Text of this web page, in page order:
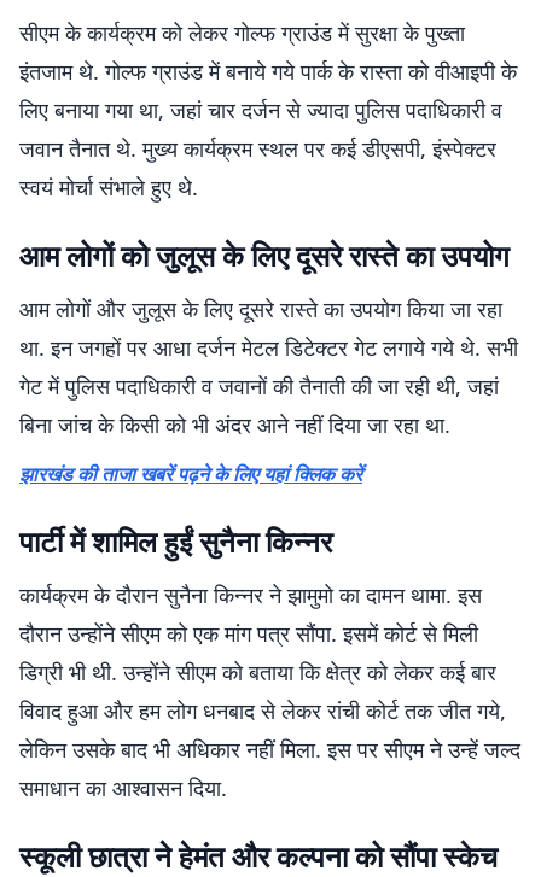
सीएम के कार्यक्रम को लेकर गोल्फ ग्राउंड में सुरक्षा के पुख्ता
इंतजाम थे. गोल्फ ग्राउंड में बनाये गये पार्क के रास्ता को वीआइपी के
लिए बनाया गया था, जहां चार दर्जन से ज्यादा पुलिस पदाधिकारी व
जवान तैनात थे. मुख्य कार्यक्रम स्थल पर कई डीएसपी, इंस्पेक्टर
स्वयं मोर्चा संभाले हुए थे.
आम लोगों को जुलूस के लिए दूसरे रास्ते का उपयोग
आम लोगों और जुलूस के लिए दूसरे रास्ते का उपयोग किया जा रहा
था. इन जगहों पर आधा दर्जन मेटल डिटेक्टर गेट लगाये गये थे. सभी
गेट में पुलिस पदाधिकारी व जवानों की तैनाती की जा रही थी, जहां
बिना जांच के किसी को भी अंदर आने नहीं दिया जा रहा था.
झारखंड की ताजा खबरें पढ़ने के लिए यहां क्लिक करें
पार्टी में शामिल हुईं सुनैना किन्नर
कार्यक्रम के दौरान सुनैना किन्नर ने झामुमो का दामन थामा. इस
दौरान उन्होंने सीएम को एक मांग पत्र सौंपा. इसमें कोर्ट से मिली
डिग्री भी थी. उन्होंने सीएम को बताया कि क्षेत्र को लेकर कई बार
विवाद हुआ और हम लोग धनबाद से लेकर रांची कोर्ट तक जीत गये,
लेकिन उसके बाद भी अधिकार नहीं मिला. इस पर सीएम ने उन्हें जल्द
समाधान का आश्वासन दिया.
स्कूली छात्रा ने हेमंत और कल्पना को सौंपा स्केच